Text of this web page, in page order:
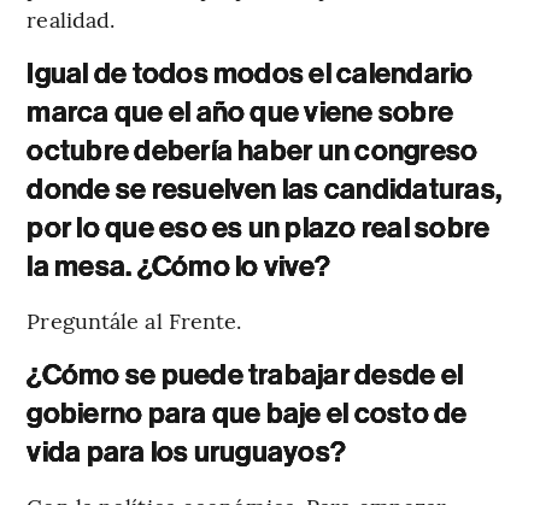
realidad.
Igual de todos modos el calendario
marca que el año que viene sobre
octubre debería haber un congreso
donde se resuelven las candidaturas,
por lo que eso es un plazo real sobre
la mesa. ¿Cómo lo vive?
Preguntále al Frente.
¿Cómo se puede trabajar desde el
gobierno para que baje el costo de
vida para los uruguayos?